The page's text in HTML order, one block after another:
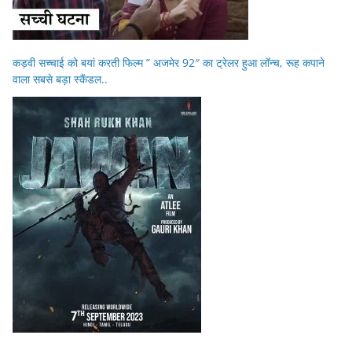
कड़वी सच्चाई को बयां करती फिल्म ” अजमेर 92″ का ट्रेलर हुआ लॉन्च, रूह कपाने
वाला सबसे बड़ा स्कैंडल..